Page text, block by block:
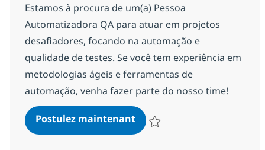
Estamos à procura de um(a) Pessoa
Automatizadora QA para atuar em projetos
desafiadores, focando na automação e
qualidade de testes. Se você tem experiência em
metodologias ágeis e ferramentas de
automação, venha fazer parte do nosso time!
Postulez maintenantPessoa Automatizadora QA